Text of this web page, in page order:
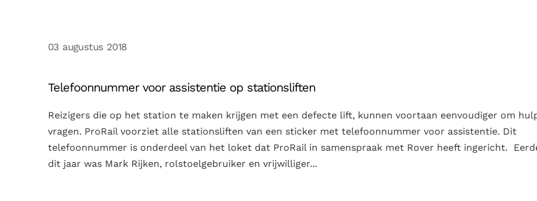
03 augustus 2018
Telefoonnummer voor assistentie op stationsliften
Reizigers die op het station te maken krijgen met een defecte lift, kunnen voortaan eenvoudiger om
vragen. ProRail voorziet alle stationsliften van een sticker met telefoonnummer voor assistentie. Dit
telefoonnummer is onderdeel van het loket dat ProRail in samenspraak met Rover heeft ingericht.
dit jaar was Mark Rijken, rolstoelgebruiker en vrijwilliger...